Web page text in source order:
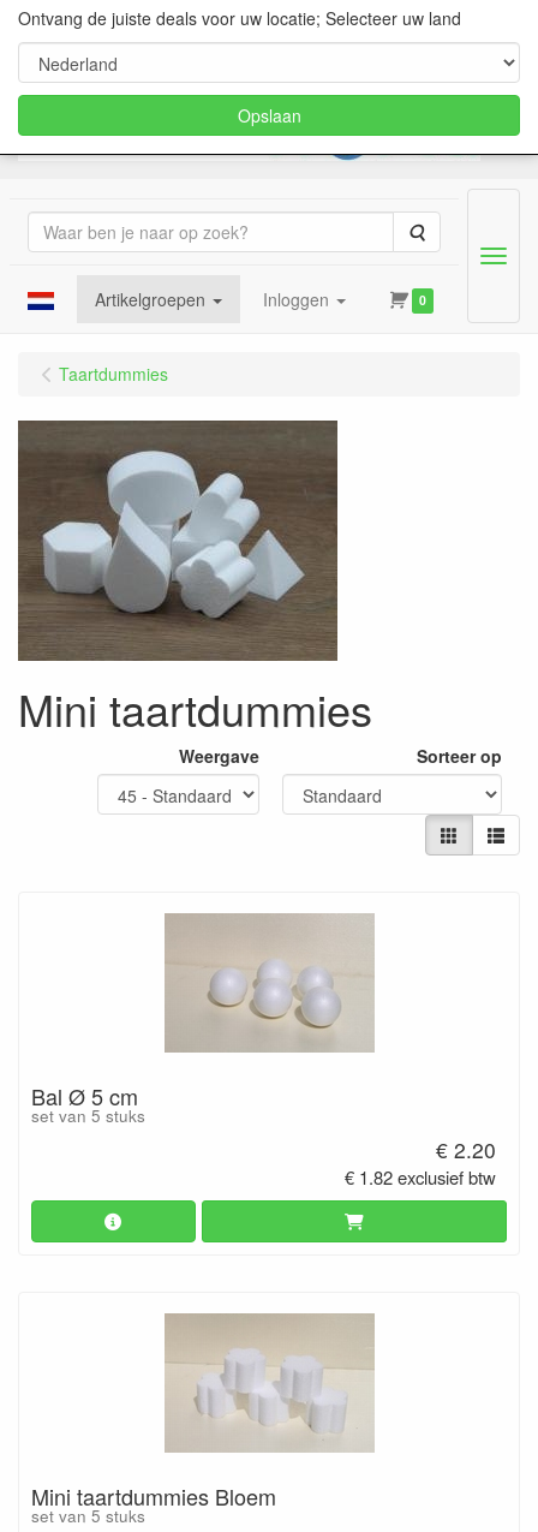
Zoeken
Artikelgroepen Inloggen 0
Menu
Taartdummies
Mini taartdummies
Weergave Sorteer op
Bal Ø 5 cm
set van 5 stuks
€ 2.20
€ 1.82 exclusief btw
Mini taartdummies Bloem
set van 5 stuks
Ontvang de juiste deals voor uw locatie; Selecteer uw land
Opslaan